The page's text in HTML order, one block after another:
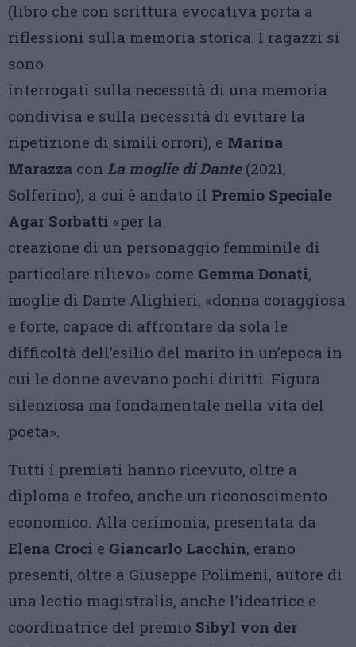
(libro che con scrittura evocativa porta a
riflessioni sulla memoria storica. I ragazzi si
sono
interrogati sulla necessità di una memoria
condivisa e sulla necessità di evitare la
ripetizione di simili orrori), e Marina
Marazza con La moglie di Dante (2021,
Solferino), a cui è andato il Premio Speciale
Agar Sorbatti «per la
creazione di un personaggio femminile di
particolare rilievo» come Gemma Donati,
moglie di Dante Alighieri, «donna coraggiosa
e forte, capace di affrontare da sola le
difficoltà dell’esilio del marito in un’epoca in
cui le donne avevano pochi diritti. Figura
silenziosa ma fondamentale nella vita del
poeta».
Tutti i premiati hanno ricevuto, oltre a
diploma e trofeo, anche un riconoscimento
economico. Alla cerimonia, presentata da
Elena Croci e Giancarlo Lacchin, erano
presenti, oltre a Giuseppe Polimeni, autore di
una lectio magistralis, anche l’ideatrice e
coordinatrice del premio Sibyl von der